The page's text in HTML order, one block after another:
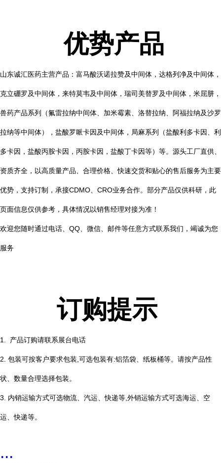
优势产品
山东诚汇医药主营产品：富马酸沃诺拉赞及中间体，达格列净及中间体，
克立硼罗及中间体，来特莫韦及中间体，瑞司美替罗及中间体，米屈肼，
兽药产品系列（氟雷拉纳中间体、加米霉素、洛替拉纳、阿福拉纳及沙罗
拉纳等中间体），盐酸罗哌卡因及中间体，局麻系列（盐酸利多卡因、利
多卡因，盐酸丙胺卡因，丙胺卡因，盐酸丁卡因等）等。源头工厂直供、
资质齐全，以高质量产品、合理价格、快速交货和贴心的售后服务为主要
优势，支持订制，承接CDMO、CRO业务合作。部分产品仅供科研，此
页面信息仅供参考，具体情况以销售经理对接为准！
欢迎您随时通过电话、QQ、微信、邮件等任意方式联系我们，竭诚为您
服务
订购提示
1. 产品订购请联系展台电话
2. 包装可按客户要求包装,可选包装有:铝箔袋、纸板桶等。请按产品性
状、数量合理选择包装。
3. 内销运输方式可选物流、汽运、快递等,外销运输方式可选海运、空
运、快递等。
...